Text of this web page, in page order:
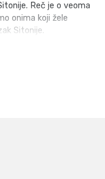
Reč je o veoma
onima koji žele
Sitonije.